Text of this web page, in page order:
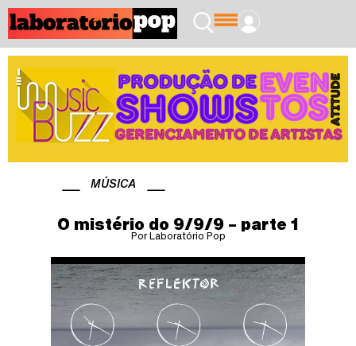
MÚSICA
O mistério do 9/9/9 – parte 1
Por Laboratório Pop